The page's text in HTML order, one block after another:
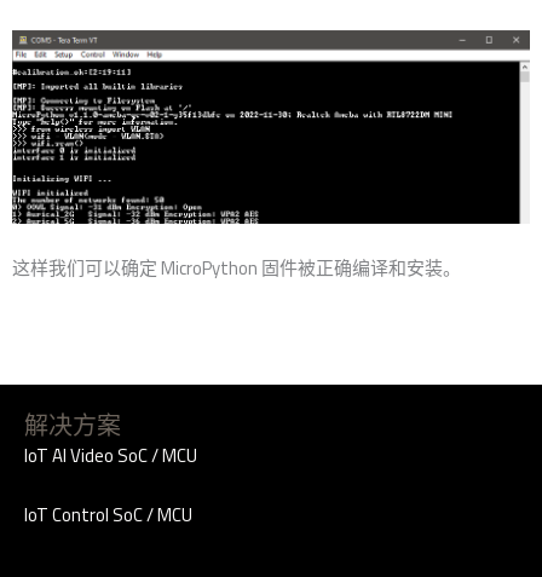
这样我们可以确定 MicroPython 固件被正确编译和安装。
解决方案
IoT AI Video SoC / MCU
IoT Control SoC / MCU